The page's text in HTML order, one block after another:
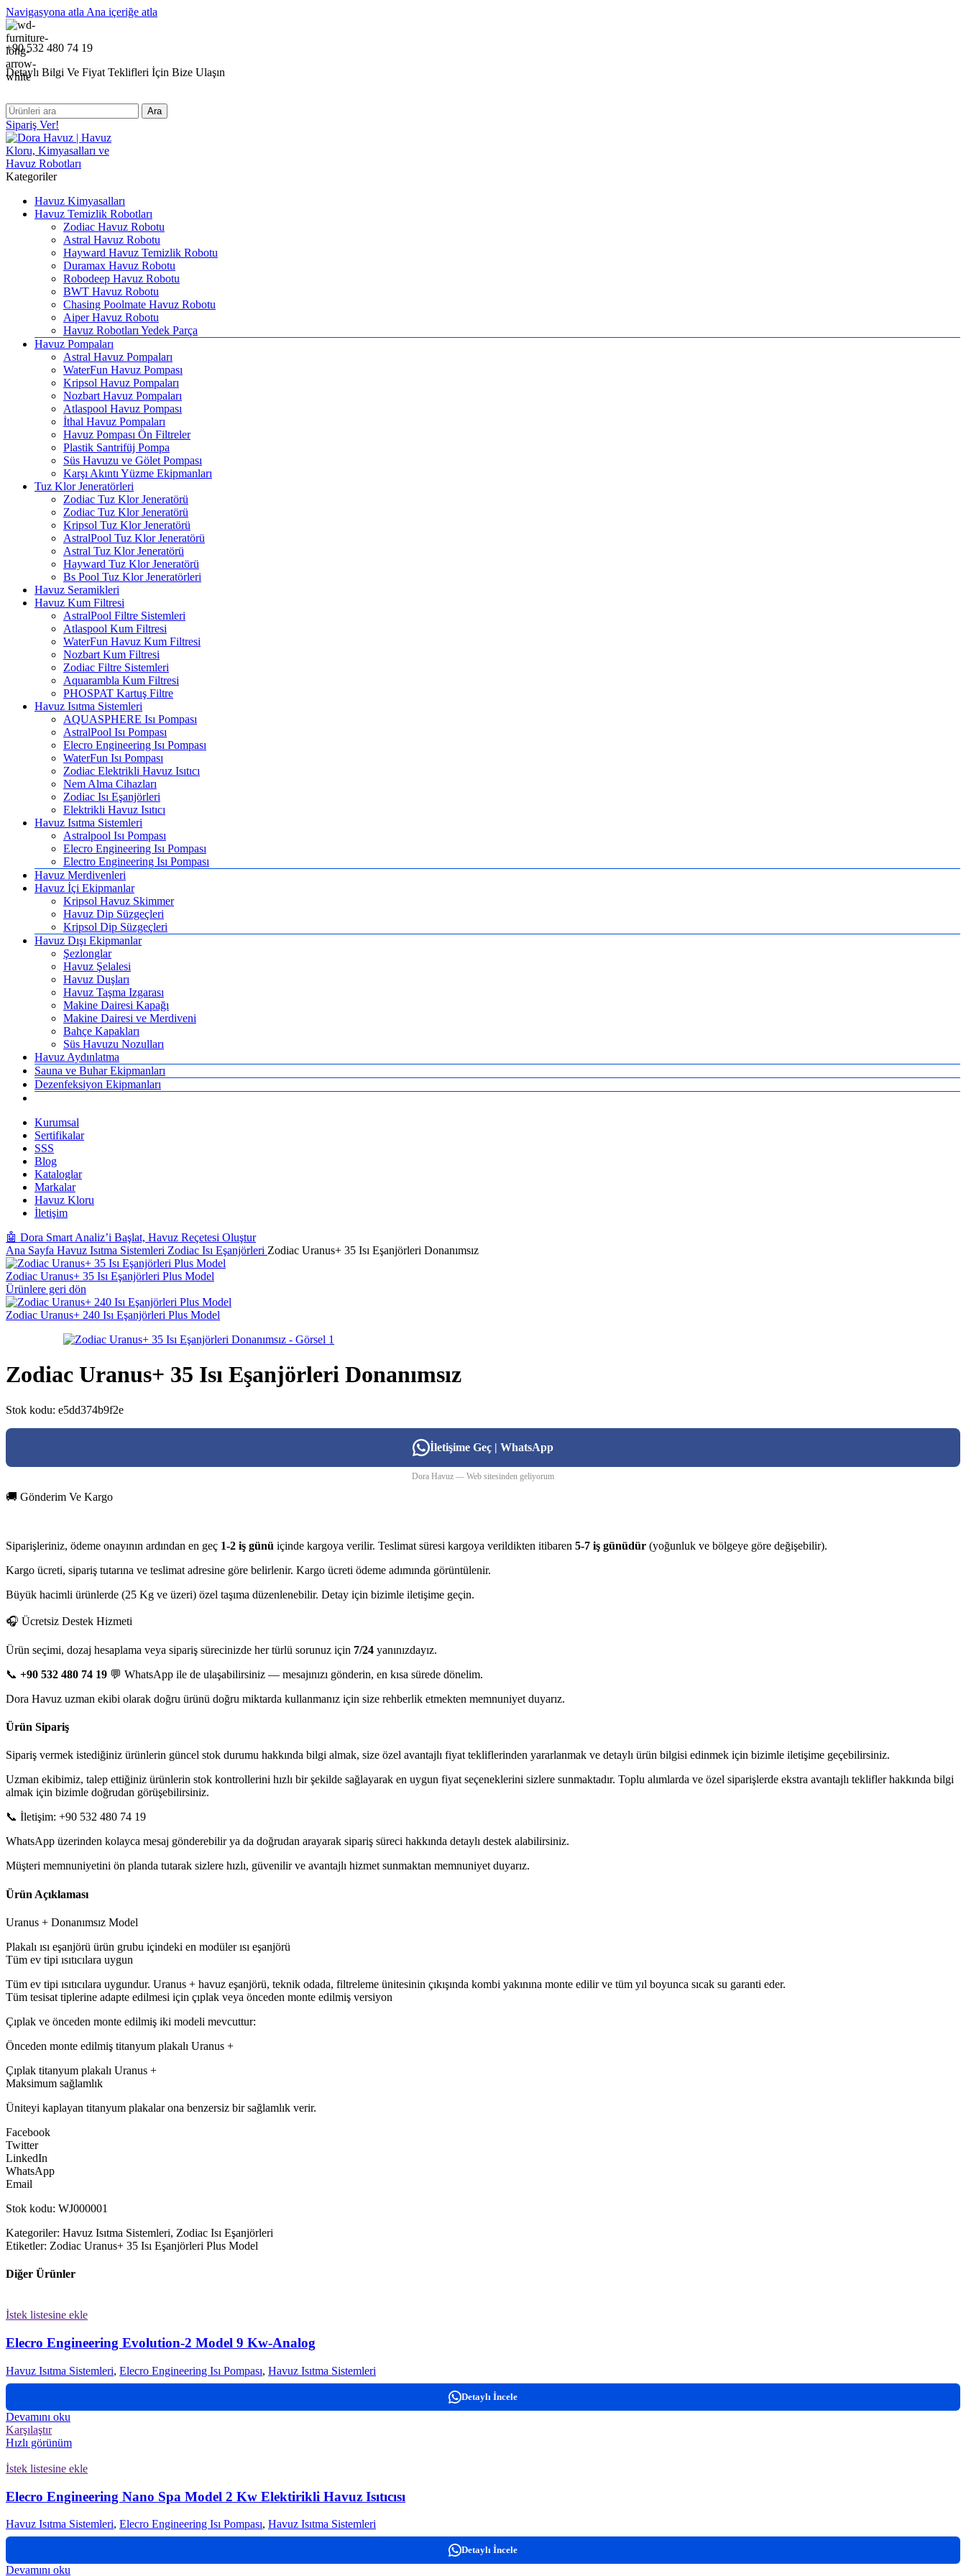
Navigasyona atla Ana içeriğe atla
+90 532 480 74 19
Detaylı Bilgi Ve Fiyat Teklifleri İçin Bize Ulaşın
Ara
Sipariş Ver!
Kategoriler
Havuz Kimyasalları
Havuz Temizlik Robotları
Zodiac Havuz Robotu
Astral Havuz Robotu
Hayward Havuz Temizlik Robotu
Duramax Havuz Robotu
Robodeep Havuz Robotu
BWT Havuz Robotu
Chasing Poolmate Havuz Robotu
Aiper Havuz Robotu
Havuz Robotları Yedek Parça
Havuz Pompaları
Astral Havuz Pompaları
WaterFun Havuz Pompası
Kripsol Havuz Pompaları
Nozbart Havuz Pompaları
Atlaspool Havuz Pompası
İthal Havuz Pompaları
Havuz Pompası Ön Filtreler
Plastik Santrifüj Pompa
Süs Havuzu ve Gölet Pompası
Karşı Akıntı Yüzme Ekipmanları
Tuz Klor Jeneratörleri
Zodiac Tuz Klor Jeneratörü
Zodiac Tuz Klor Jeneratörü
Kripsol Tuz Klor Jeneratörü
AstralPool Tuz Klor Jeneratörü
Astral Tuz Klor Jeneratörü
Hayward Tuz Klor Jeneratörü
Bs Pool Tuz Klor Jeneratörleri
Havuz Seramikleri
Havuz Kum Filtresi
AstralPool Filtre Sistemleri
Atlaspool Kum Filtresi
WaterFun Havuz Kum Filtresi
Nozbart Kum Filtresi
Zodiac Filtre Sistemleri
Aquarambla Kum Filtresi
PHOSPAT Kartuş Filtre
Havuz Isıtma Sistemleri
AQUASPHERE Isı Pompası
AstralPool Isı Pompası
Elecro Engineering Isı Pompası
WaterFun Isı Pompası
Zodiac Elektrikli Havuz Isıtıcı
Nem Alma Cihazları
Zodiac Isı Eşanjörleri
Elektrikli Havuz Isıtıcı
Havuz Isıtma Sistemleri
Astralpool Isı Pompası
Elecro Engineering Isı Pompası
Electro Engineering Isı Pompası
Havuz Merdivenleri
Havuz İçi Ekipmanlar
Kripsol Havuz Skimmer
Havuz Dip Süzgeçleri
Kripsol Dip Süzgeçleri
Havuz Dışı Ekipmanlar
Şezlonglar
Havuz Şelalesi
Havuz Duşları
Havuz Taşma Izgarası
Makine Dairesi Kapağı
Makine Dairesi ve Merdiveni
Bahçe Kapakları
Süs Havuzu Nozulları
Havuz Aydınlatma
Sauna ve Buhar Ekipmanları
Dezenfeksiyon Ekipmanları
Kurumsal
Sertifikalar
SSS
Blog
Kataloglar
Markalar
Havuz Kloru
İletişim
🤖 Dora Smart Analiz’i Başlat, Havuz Reçetesi Oluştur
Ana Sayfa Havuz Isıtma Sistemleri Zodiac Isı Eşanjörleri Zodiac Uranus+ 35 Isı Eşanjörleri Donanımsız
Zodiac Uranus+ 35 Isı Eşanjörleri Plus Model
Ürünlere geri dön
Zodiac Uranus+ 240 Isı Eşanjörleri Plus Model
Zodiac Uranus+ 35 Isı Eşanjörleri Donanımsız
Stok kodu: e5dd374b9f2e
İletişime Geç | WhatsApp
Dora Havuz — Web sitesinden geliyorum
🚚 Gönderim Ve Kargo
Siparişleriniz, ödeme onayının ardından en geç 1-2 iş günü içinde kargoya verilir. Teslimat süresi kargoya verildikten itibaren 5-7 iş günüdür (yoğunluk ve bölgeye göre değişebilir).
Kargo ücreti, sipariş tutarına ve teslimat adresine göre belirlenir. Kargo ücreti ödeme adımında görüntülenir.
Büyük hacimli ürünlerde (25 Kg ve üzeri) özel taşıma düzenlenebilir. Detay için bizimle iletişime geçin.
🎧 Ücretsiz Destek Hizmeti
Ürün seçimi, dozaj hesaplama veya sipariş sürecinizde her türlü sorunuz için 7/24 yanınızdayız.
📞 +90 532 480 74 19 💬 WhatsApp ile de ulaşabilirsiniz — mesajınızı gönderin, en kısa sürede dönelim.
Dora Havuz uzman ekibi olarak doğru ürünü doğru miktarda kullanmanız için size rehberlik etmekten memnuniyet duyarız.
Ürün Sipariş
Sipariş vermek istediğiniz ürünlerin güncel stok durumu hakkında bilgi almak, size özel avantajlı fiyat tekliflerinden yararlanmak ve detaylı ürün bilgisi edinmek için bizimle iletişime geçebilirsiniz.
Uzman ekibimiz, talep ettiğiniz ürünlerin stok kontrollerini hızlı bir şekilde sağlayarak en uygun fiyat seçeneklerini sizlere sunmaktadır. Toplu alımlarda ve özel siparişlerde ekstra avantajlı teklifler hakkında bilgi
almak için bizimle doğrudan görüşebilirsiniz.
📞 İletişim: +90 532 480 74 19
WhatsApp üzerinden kolayca mesaj gönderebilir ya da doğrudan arayarak sipariş süreci hakkında detaylı destek alabilirsiniz.
Müşteri memnuniyetini ön planda tutarak sizlere hızlı, güvenilir ve avantajlı hizmet sunmaktan memnuniyet duyarız.
Ürün Açıklaması
Uranus + Donanımsız Model
Plakalı ısı eşanjörü ürün grubu içindeki en modüler ısı eşanjörü
Tüm ev tipi ısıtıcılara uygun
Tüm ev tipi ısıtıcılara uygundur. Uranus + havuz eşanjörü, teknik odada, filtreleme ünitesinin çıkışında kombi yakınına monte edilir ve tüm yıl boyunca sıcak su garanti eder.
Tüm tesisat tiplerine adapte edilmesi için çıplak veya önceden monte edilmiş versiyon
Çıplak ve önceden monte edilmiş iki modeli mevcuttur:
Önceden monte edilmiş titanyum plakalı Uranus +
Çıplak titanyum plakalı Uranus +
Maksimum sağlamlık
Üniteyi kaplayan titanyum plakalar ona benzersiz bir sağlamlık verir.
Facebook
Twitter
LinkedIn
WhatsApp
Email
Stok kodu: WJ000001
Kategoriler: Havuz Isıtma Sistemleri, Zodiac Isı Eşanjörleri
Etiketler: Zodiac Uranus+ 35 Isı Eşanjörleri Plus Model
Diğer Ürünler
İstek listesine ekle
Elecro Engineering Evolution-2 Model 9 Kw-Analog
Havuz Isıtma Sistemleri, Elecro Engineering Isı Pompası, Havuz Isıtma Sistemleri
Detaylı İncele
Devamını oku
Karşılaştır
Hızlı görünüm
İstek listesine ekle
Elecro Engineering Nano Spa Model 2 Kw Elektirikli Havuz Isıtıcısı
Havuz Isıtma Sistemleri, Elecro Engineering Isı Pompası, Havuz Isıtma Sistemleri
Detaylı İncele
Devamını oku